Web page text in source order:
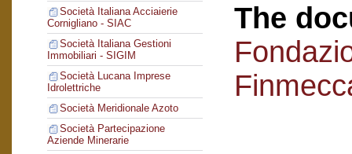
Società Italiana Acciaierie
Cornigliano - SIAC
Società Italiana Gestioni
Immobiliari - SIGIM
Società Lucana Imprese
Idrolettriche
Società Meridionale Azoto
Società Partecipazione
Aziende Minerarie
The